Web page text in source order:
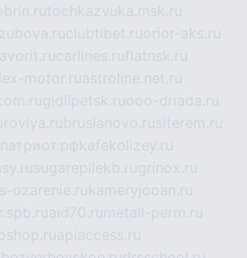
tochkazvuka.msk.ru
clubtibet.ruorior-aks.ru
carlines.ruflatnsk.ru
motor.ruastroline.net.ru
gidlipetsk.ruooo-driada.ru
bruslanovo.rusiterem.ru
kafekolizey.ru
sugarepilekb.rugrinox.ru
ozarenie.rukameryjooan.ru
aid70.ru metall-perm.ru
apiaccess.ru